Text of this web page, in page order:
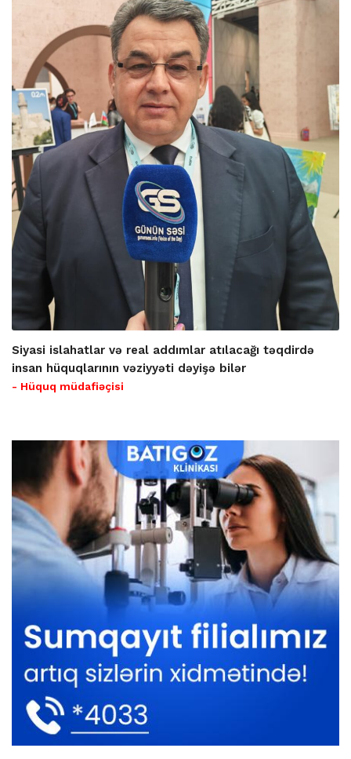
Siyasi islahatlar və real addımlar atılacağı təqdirdə
insan hüquqlarının vəziyyəti dəyişə bilər
- Hüquq müdafiəçisi